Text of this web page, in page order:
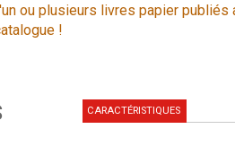
ou plusieurs livres papier
!
CARACTÉRISTIQUES